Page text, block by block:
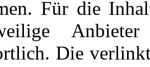
Für die
Die